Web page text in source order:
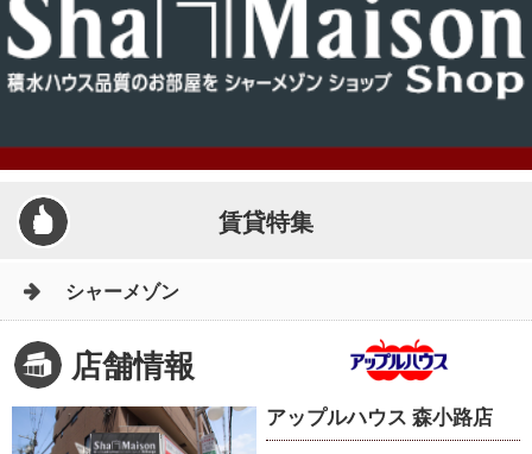
賃貸特集
シャーメゾン
店舗情報
アップルハウス 森小路店